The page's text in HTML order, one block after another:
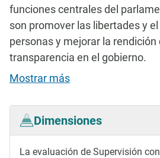
funciones centrales del
son promover las libertades y
personas y mejorar la rendición
transparencia en el gobierno.
Mostrar más
Dimensiones
La evaluación de Supervisión